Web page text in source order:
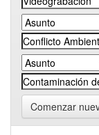
Comenzar